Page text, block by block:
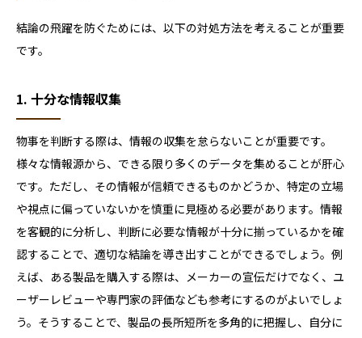
結論の飛躍を防ぐためには、以下の対処方法を考えることが重要
です。
1. 十分な情報収集
物事を判断する際は、情報の収集を怠らないことが重要です。
様々な情報源から、できる限り多くのデータを集めることが肝心
です。ただし、その情報が信頼できるものかどうか、特定の立場
や視点に偏っていないかを慎重に見極める必要があります。情報
を客観的に分析し、判断に必要な情報が十分に揃っているかを確
認することで、適切な結論を導き出すことができるでしょう。例
えば、ある製品を購入する際は、メーカーの宣伝だけでなく、ユ
ーザーレビューや専門家の評価なども参考にするのがよいでしょ
う。そうすることで、製品の長所短所を多角的に把握し、自分に